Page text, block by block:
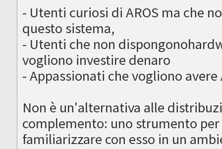
- Utenti curiosi di AROS ma che
questo sistema,
- Utenti che non
vogliono investire denaro
- Appassionati che vogliono
Non è un'alternativa alle
complemento: uno strumento
familiarizzare con esso in un